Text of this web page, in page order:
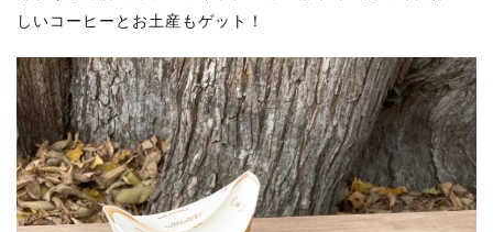
しいコーヒーとお土産もゲット！